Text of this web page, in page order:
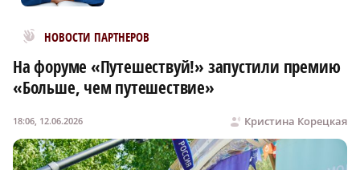
НОВОСТИ ПАРТНЕРОВ
Новости МирТесен
На форуме «Путешествуй!» запустили премию
«Больше, чем путешествие»
Кристина Корецкая
18:06, 12.06.2026